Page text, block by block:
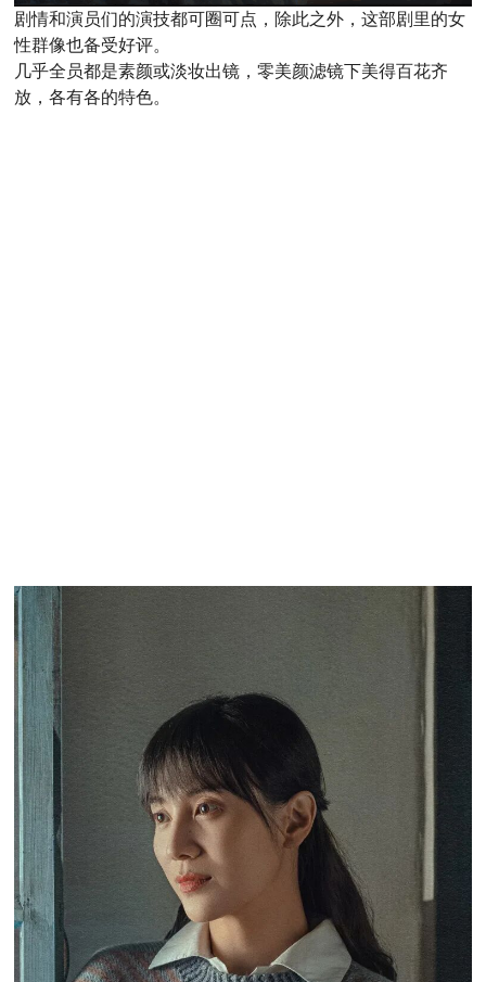
剧情和演员们的演技都可圈可点，除此之外，这部剧里的女
性群像也备受好评。
几乎全员都是素颜或淡妆出镜，零美颜滤镜下美得百花齐
放，各有各的特色。